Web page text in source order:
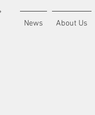
News About Us